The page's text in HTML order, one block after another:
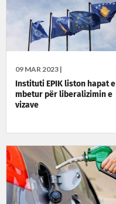
09 MAR 2023 |
Instituti EPIK liston hapat e
mbetur për liberalizimin e
vizave